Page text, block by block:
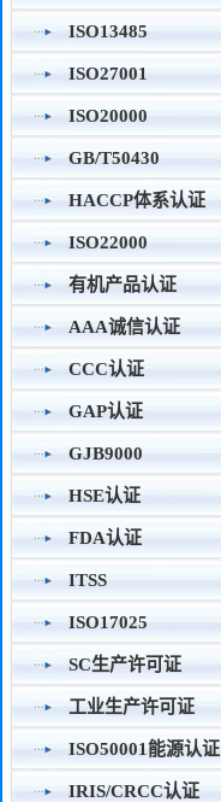
ISO13485
ISO27001
ISO20000
GB/T50430
HACCP体系认证
ISO22000
有机产品认证
AAA诚信认证
CCC认证
GAP认证
GJB9000
HSE认证
FDA认证
ITSS
ISO17025
SC生产许可证
工业生产许可证
ISO50001能源认证
IRIS/CRCC认证